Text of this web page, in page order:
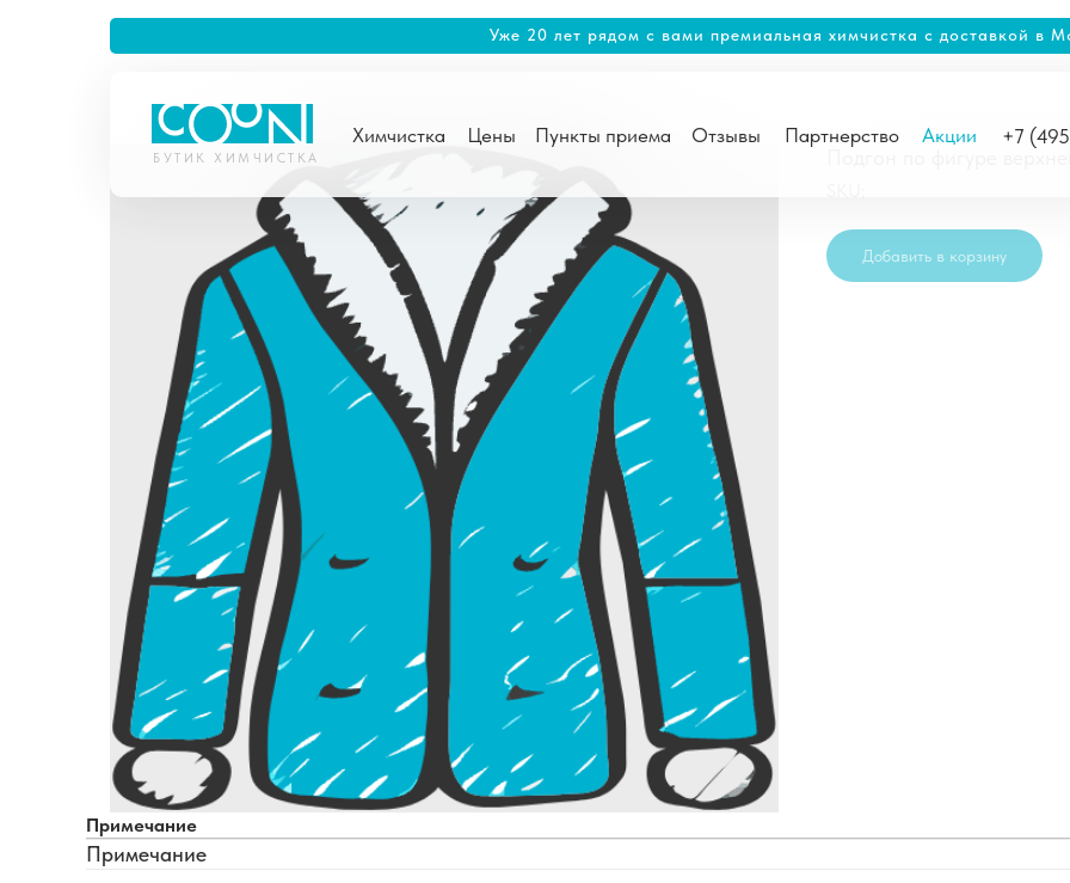
Цены Пункты приема Отзывы Партнерство Акции +7
БУТИК ХИМЧИСТКА
Уже 20 лет рядом с вами премиальная химчистка с доставкой в
Химчистка
Добавить в корзину
Примечание
Примечание